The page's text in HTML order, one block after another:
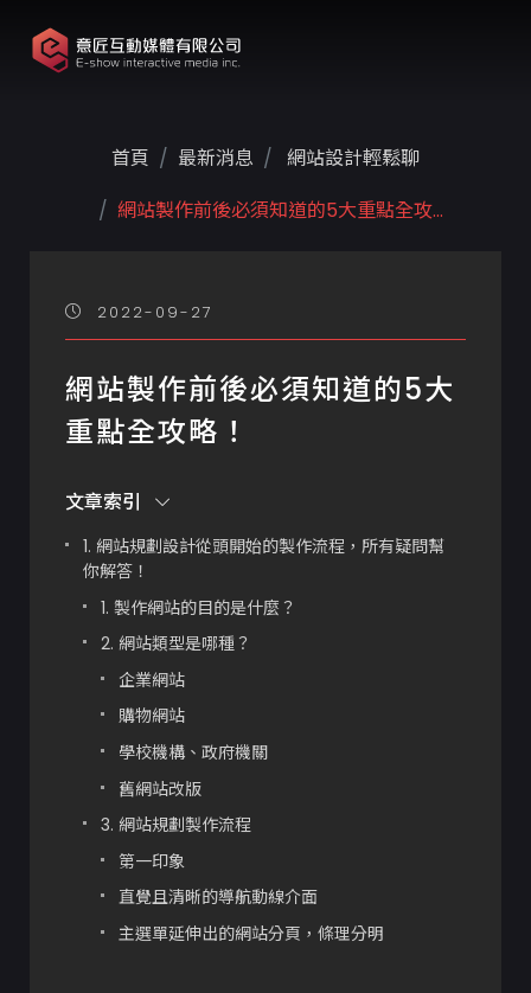
首頁 最新消息
網站設計輕鬆聊
網站製作前後必須知道的5大重點全攻...
2022-09-27
網站製作前後必須知道的5大
重點全攻略！
文章索引
1. 網站規劃設計從頭開始的製作流程，所有疑問幫
你解答！
1. 製作網站的目的是什麼？
2. 網站類型是哪種？
企業網站
購物網站
學校機構、政府機關
舊網站改版
3. 網站規劃製作流程
第一印象
直覺且清晰的導航動線介面
主選單延伸出的網站分頁，條理分明